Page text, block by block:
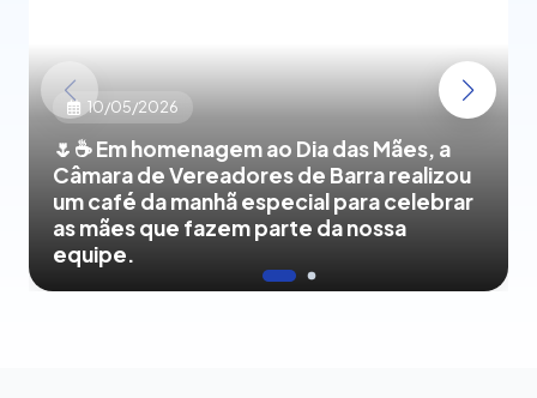
10/05/2026
🌷☕ Em homenagem ao Dia das Mães, a
Câmara de Vereadores de Barra realizou
um café da manhã especial para celebrar
as mães que fazem parte da nossa
equipe.